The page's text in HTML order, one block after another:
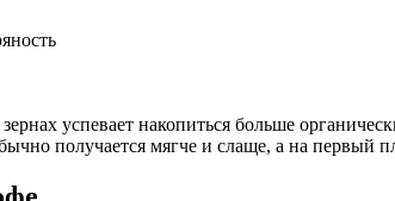
успевает накопиться больше
получается мягче и слаще, а на первый